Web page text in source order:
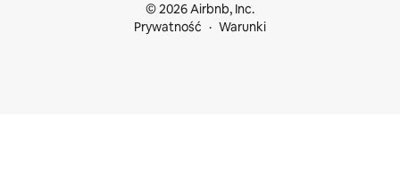
© 2026 Airbnb, Inc.
Prywatność
Warunki